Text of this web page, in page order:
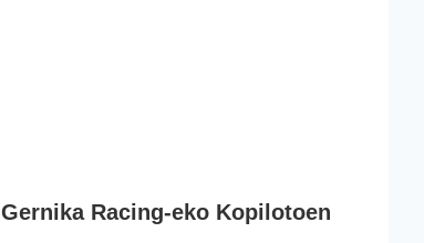
Gernika Racing-eko Kopilotoen